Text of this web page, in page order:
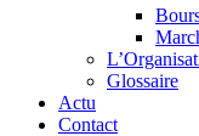
Glossaire
Actu
Contact